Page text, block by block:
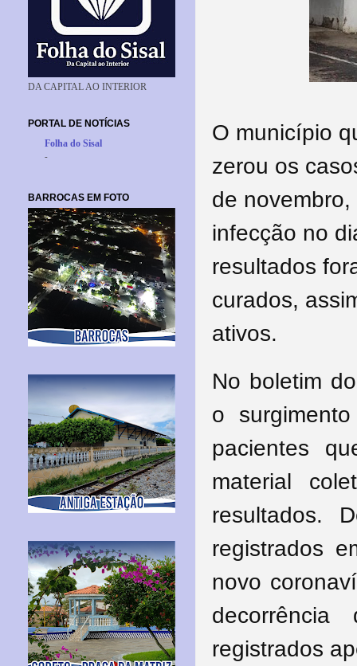
O município
zerou os
de
infecção no
resultados
curados,
ativos.
No boletim
o
pacientes
material
resultados.
registrados
novo
registrados
DA CAPITAL AO INTERIOR
PORTAL DE NOTÍCIAS
Folha do Sisal
-
BARROCAS EM FOTO